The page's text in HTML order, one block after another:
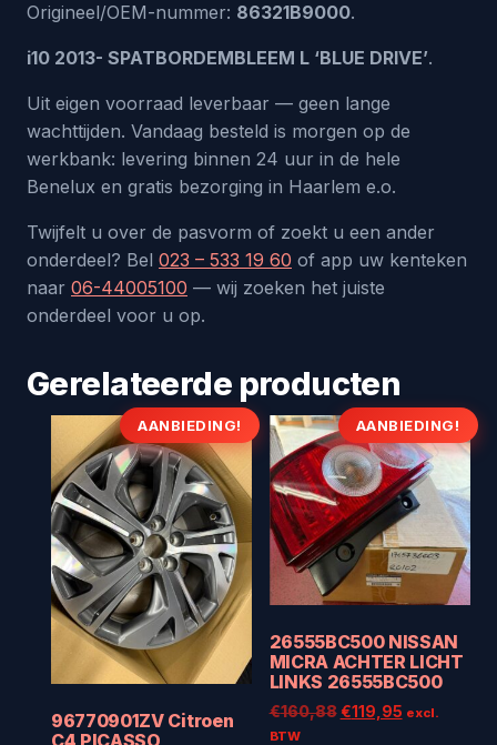
Origineel/OEM-nummer: 86321B9000.
i10 2013- SPATBORDEMBLEEM L ‘BLUE DRIVE’.
Uit eigen voorraad leverbaar — geen lange
wachttijden. Vandaag besteld is morgen op de
werkbank: levering binnen 24 uur in de hele
Benelux en gratis bezorging in Haarlem e.o.
Twijfelt u over de pasvorm of zoekt u een ander
onderdeel? Bel 023 – 533 19 60 of app uw kenteken
naar 06-44005100 — wij zoeken het juiste
onderdeel voor u op.
Gerelateerde producten
AANBIEDING!
96770901ZV Citroen
C4 PICASSO
AANBIEDING!
26555BC500 NISSAN
MICRA ACHTER LICHT
LINKS 26555BC500
€160,88 Oorspronkelijke
€119,95Huidige
excl.
BTW